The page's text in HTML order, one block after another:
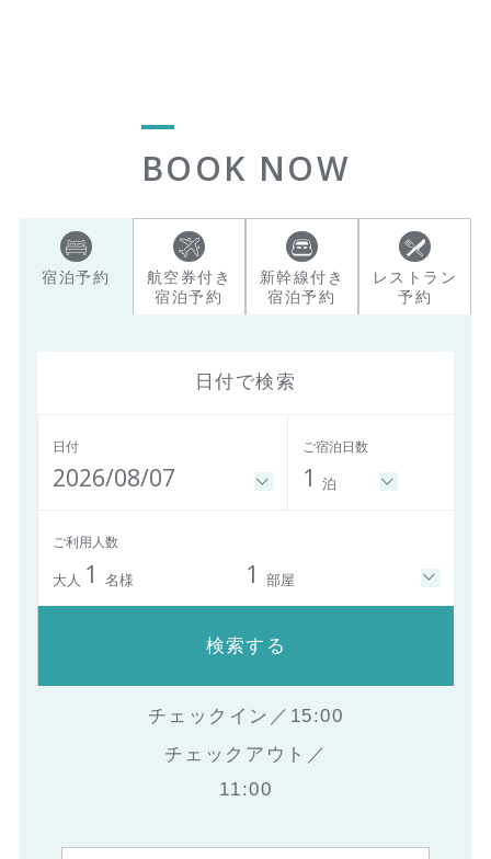
BOOK NOW
宿泊予約
航空券付き
宿泊予約
新幹線付き
宿泊予約
レストラン
予約
日付で検索
日付
2026/08/07
ご宿泊日数
1 泊
ご利用人数
大人 1 名様 1 部屋
検索する
チェックイン／15:00
チェックアウト／
11:00